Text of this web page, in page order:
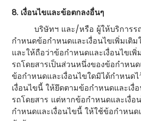
8. เงื่อนไขและข้อตกลงอื่นๆ
บริษัทฯ และ/หรือ ผู้ให้บริการร
กำหนดข้อกำหนดและเงื่อนไขเพิ่มเติม
และให้ถือว่าข้อกำหนดและเงื่อนไขเพิ่
รถโดยสารเป็นส่วนหนึ่งของข้อกำหน
ข้อกำหนดและเงื่อนไขใดมิได้กำหนด
เงื่อนไขนี้ ให้ยึดตามข้อกำหนดและเงื่
รถโดยสาร แต่หากข้อกำหนดและเงื่อ
กำหนดและเงื่อนไขนี้ ให้ใช้ข้อกำหนด